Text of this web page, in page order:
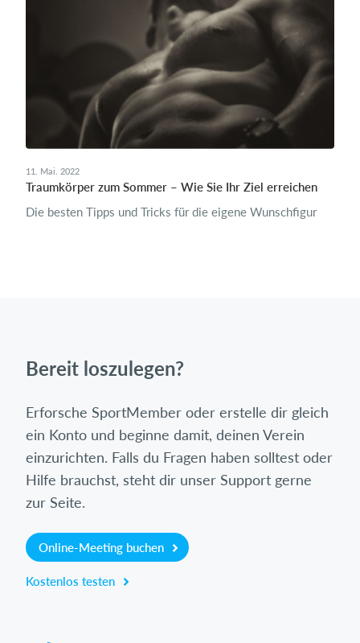
11. Mai. 2022
Traumkörper zum Sommer – Wie Sie Ihr Ziel erreichen
Die besten Tipps und Tricks für die eigene Wunschfigur
Bereit loszulegen?
Erforsche SportMember oder erstelle dir gleich
ein Konto und beginne damit, deinen Verein
einzurichten. Falls du Fragen haben solltest oder
Hilfe brauchst, steht dir unser Support gerne
zur Seite.
Online-Meeting buchen
Kostenlos testen